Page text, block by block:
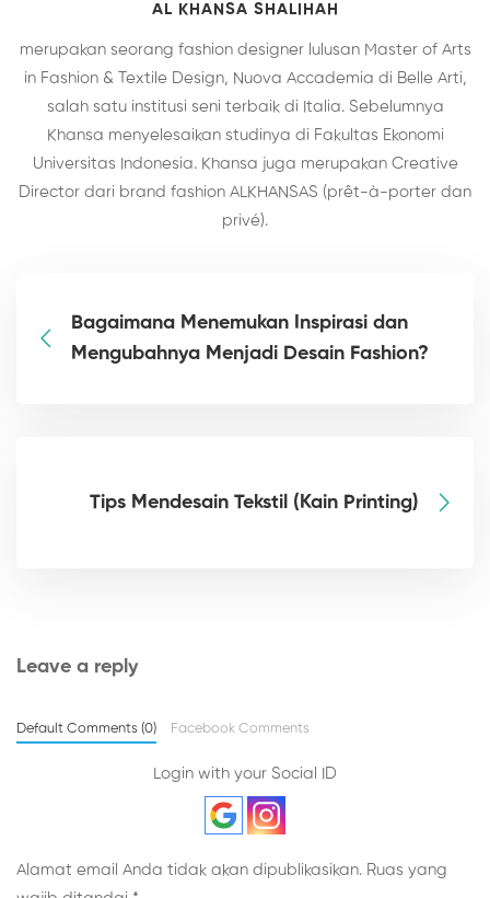
AL KHANSA SHALIHAH
merupakan seorang fashion designer lulusan Master of Arts
in Fashion & Textile Design, Nuova Accademia di Belle Arti,
salah satu institusi seni terbaik di Italia. Sebelumnya
Khansa menyelesaikan studinya di Fakultas Ekonomi
Universitas Indonesia. Khansa juga merupakan Creative
Director dari brand fashion ALKHANSAS (prêt-à-porter dan
privé).
Bagaimana Menemukan Inspirasi dan
Mengubahnya Menjadi Desain Fashion?
Tips Mendesain Tekstil (Kain Printing)
Leave a reply
Default Comments (0) Facebook Comments
Login with your Social ID
Alamat email Anda tidak akan dipublikasikan. Ruas yang